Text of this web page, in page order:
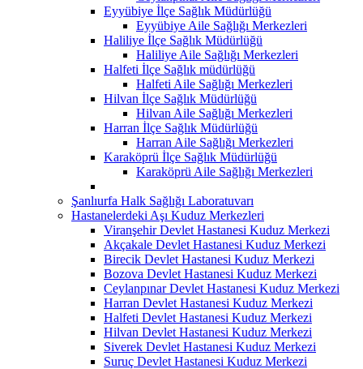
Eyyübiye İlçe Sağlık Müdürlüğü
Eyyübiye Aile Sağlığı Merkezleri
Haliliye İlçe Sağlık Müdürlüğü
Haliliye Aile Sağlığı Merkezleri
Halfeti İlçe Sağlık müdürlüğü
Halfeti Aile Sağlığı Merkezleri
Hilvan İlçe Sağlık Müdürlüğü
Hilvan Aile Sağlığı Merkezleri
Harran İlçe Sağlık Müdürlüğü
Harran Aile Sağlığı Merkezleri
Karaköprü İlçe Sağlık Müdürlüğü
Karaköprü Aile Sağlığı Merkezleri
Şanlıurfa Halk Sağlığı Laboratuvarı
Hastanelerdeki Aşı Kuduz Merkezleri
Viranşehir Devlet Hastanesi Kuduz Merkezi
Akçakale Devlet Hastanesi Kuduz Merkezi
Birecik Devlet Hastanesi Kuduz Merkezi
Bozova Devlet Hastanesi Kuduz Merkezi
Ceylanpınar Devlet Hastanesi Kuduz Merkezi
Harran Devlet Hastanesi Kuduz Merkezi
Halfeti Devlet Hastanesi Kuduz Merkezi
Hilvan Devlet Hastanesi Kuduz Merkezi
Siverek Devlet Hastanesi Kuduz Merkezi
Suruç Devlet Hastanesi Kuduz Merkezi